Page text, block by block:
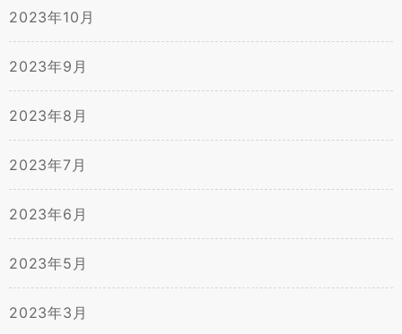
2023年10月
2023年9月
2023年8月
2023年7月
2023年6月
2023年5月
2023年3月